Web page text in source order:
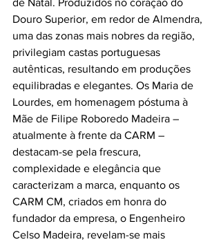
Douro Superior, em redor de Almendra,
uma das zonas mais nobres da região,
privilegiam castas portuguesas
autênticas, resultando em produções
equilibradas e elegantes. Os Maria de
Lourdes, em homenagem póstuma à
Mãe de Filipe Roboredo Madeira –
atualmente à frente da CARM –
destacam-se pela frescura,
complexidade e elegância que
caracterizam a marca, enquanto os
CARM CM, criados em honra do
fundador da empresa, o Engenheiro
Celso Madeira, revelam-se mais